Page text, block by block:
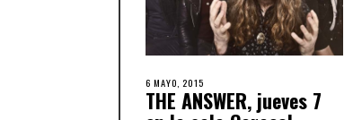
6 MAYO, 2015
THE ANSWER, jueves 7